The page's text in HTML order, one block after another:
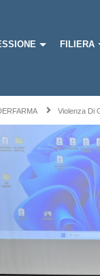
FILIERA
Violenza Di